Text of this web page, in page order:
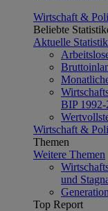
Wirtschaft &
Beliebte
Aktuelle
BIP 1992-
Wirtschaft &
Themen
Weitere Themen
und
Top Report